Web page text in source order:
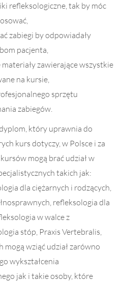
refleksologiczne, tak by móc
zabiegi by odpowiadały
pacjenta,
zawierające wszystkie
na kursie,
sprzętu
zabiegów.
który uprawnia do
kurs dotyczy, w Polsce i za
mogą brać udział w
takich jak:
dla ciężarnych i rodzących,
refleksologia dla
w walce z
stóp, Praxis Vertebralis,
mogą wziąć udział zarówno
wykształcenia
jak i takie osoby, które